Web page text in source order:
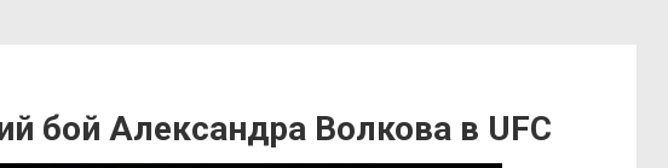
бой Александра Волкова в UFC